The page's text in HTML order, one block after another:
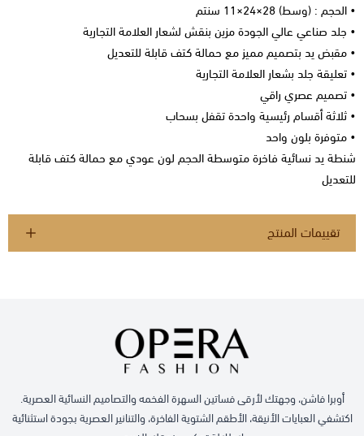
• الحجم : (وسط) 28×24×11 سنتم
• جلد صناعي عالي الجودة مزين بنقش لشعار العلامة التجارية
• مقبض يد بتصميم مميز مع حمالة كتف قابلة للتعديل
• تعليقة جلد بشعار العلامة التجارية
• تصميم عصري راقي
• ثلاثة أقسام رئيسية واحدة تقفل بسحاب
• متوفرة بلون واحد
شنطة يد نسائية فاخرة متوسطة الحجم لون عودي مع حمالة كتف قابلة
للتعديل
تقييمات المنتج
أوبرا فاشن، وجهتك لأرقى فساتين السهرة الفخمه والتصاميم النسائية العصرية.
اكتشفي العبايات الأنيقة، الأطقم الشتوية الفاخرة، والتنانير العصرية بجودة استثنائية